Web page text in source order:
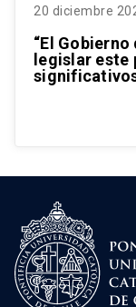
20 diciembre
“El
legislar